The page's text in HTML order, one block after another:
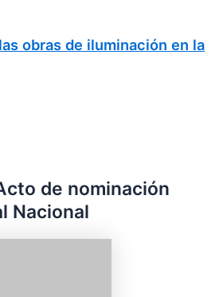
obras de iluminación en la
de nominación
Nacional